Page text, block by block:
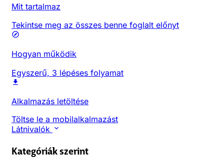
Mit tartalmaz
Tekintse meg az összes benne foglalt előnyt
Hogyan működik
Egyszerű, 3 lépéses folyamat
Alkalmazás letöltése
Töltse le a mobilalkalmazást
Látnivalók
Kategóriák szerint